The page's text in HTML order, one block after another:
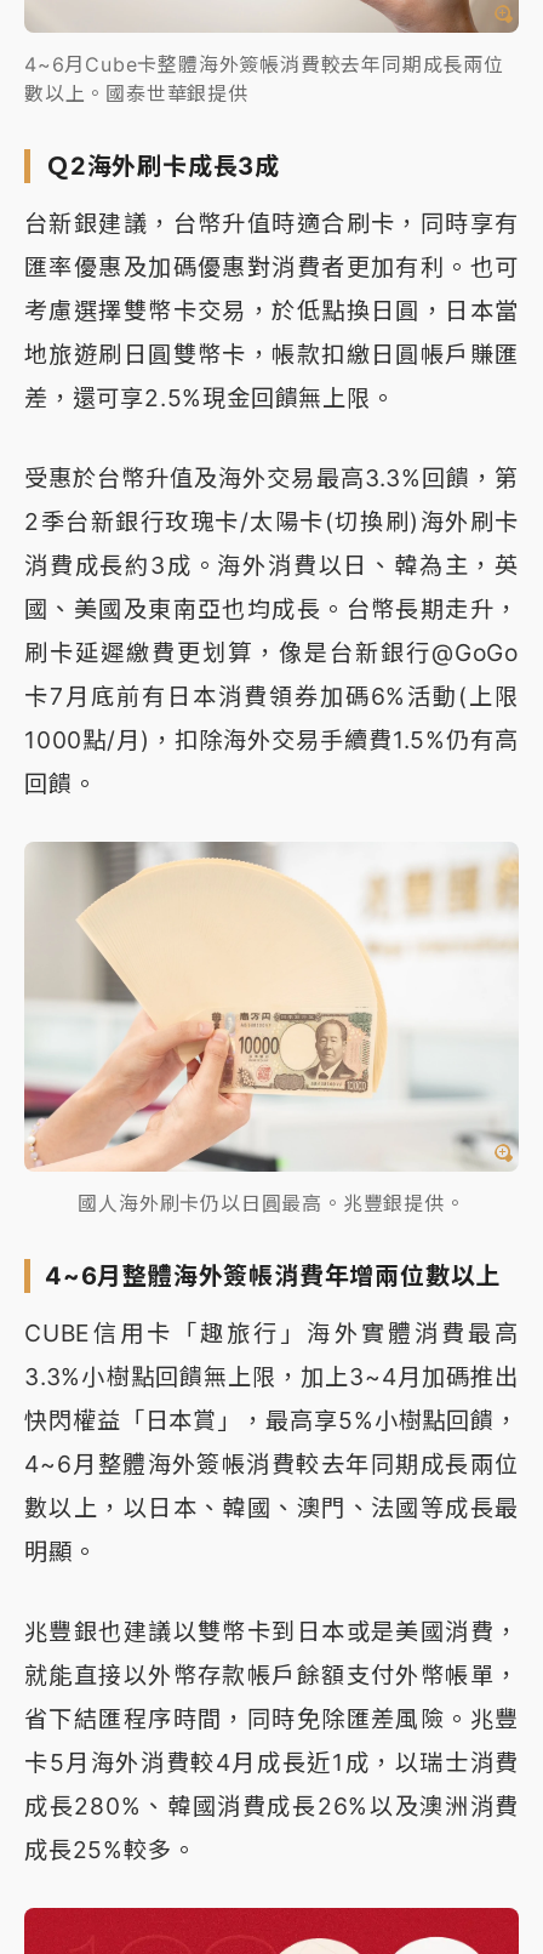
4~6月Cube卡整體海外簽帳消費較去年同期成長兩位
數以上。國泰世華銀提供
Ｑ2海外刷卡成長3成
台新銀建議，台幣升值時適合刷卡，同時享有
匯率優惠及加碼優惠對消費者更加有利。也可
考慮選擇雙幣卡交易，於低點換日圓，日本當
地旅遊刷日圓雙幣卡，帳款扣繳日圓帳戶賺匯
差，還可享2.5%現金回饋無上限。
受惠於台幣升值及海外交易最高3.3%回饋，第
2季台新銀行玫瑰卡/太陽卡(切換刷)海外刷卡
消費成長約3成。海外消費以日、韓為主，英
國、美國及東南亞也均成長。台幣長期走升，
刷卡延遲繳費更划算，像是台新銀行@GoGo
卡7月底前有日本消費領券加碼6%活動(上限
1000點/月)，扣除海外交易手續費1.5%仍有高
回饋。
國人海外刷卡仍以日圓最高。兆豐銀提供。
4~6月整體海外簽帳消費年增兩位數以上
CUBE信用卡「趣旅行」海外實體消費最高
3.3%小樹點回饋無上限，加上3~4月加碼推出
快閃權益「日本賞」，最高享5%小樹點回饋，
4~6月整體海外簽帳消費較去年同期成長兩位
數以上，以日本、韓國、澳門、法國等成長最
明顯。
兆豐銀也建議以雙幣卡到日本或是美國消費，
就能直接以外幣存款帳戶餘額支付外幣帳單，
省下結匯程序時間，同時免除匯差風險。兆豐
卡5月海外消費較4月成長近1成，以瑞士消費
成長280%、韓國消費成長26%以及澳洲消費
成長25%較多。